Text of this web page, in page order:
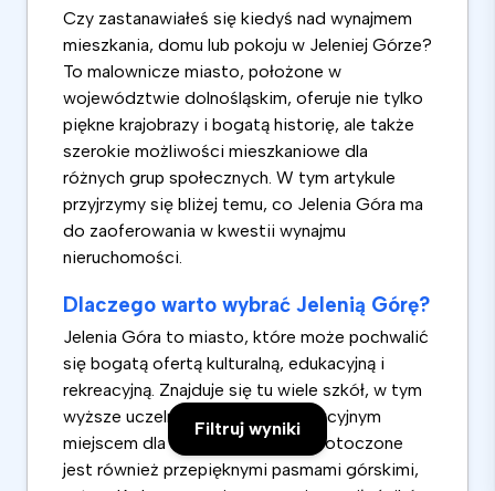
Filtruj wyniki
Czy zastanawiałeś się kiedyś nad wynajmem
mieszkania, domu lub pokoju w Jeleniej Górze?
To malownicze miasto, położone w
województwie dolnośląskim, oferuje nie tylko
piękne krajobrazy i bogatą historię, ale także
szerokie możliwości mieszkaniowe dla
różnych grup społecznych. W tym artykule
przyjrzymy się bliżej temu, co Jelenia Góra ma
do zaoferowania w kwestii wynajmu
nieruchomości.
Dlaczego warto wybrać Jelenią Górę?
Jelenia Góra to miasto, które może pochwalić
się bogatą ofertą kulturalną, edukacyjną i
rekreacyjną. Znajduje się tu wiele szkół, w tym
wyższe uczelnie, co czyni je atrakcyjnym
miejscem dla studentów. Miasto otoczone
jest również przepięknymi pasmami górskimi,